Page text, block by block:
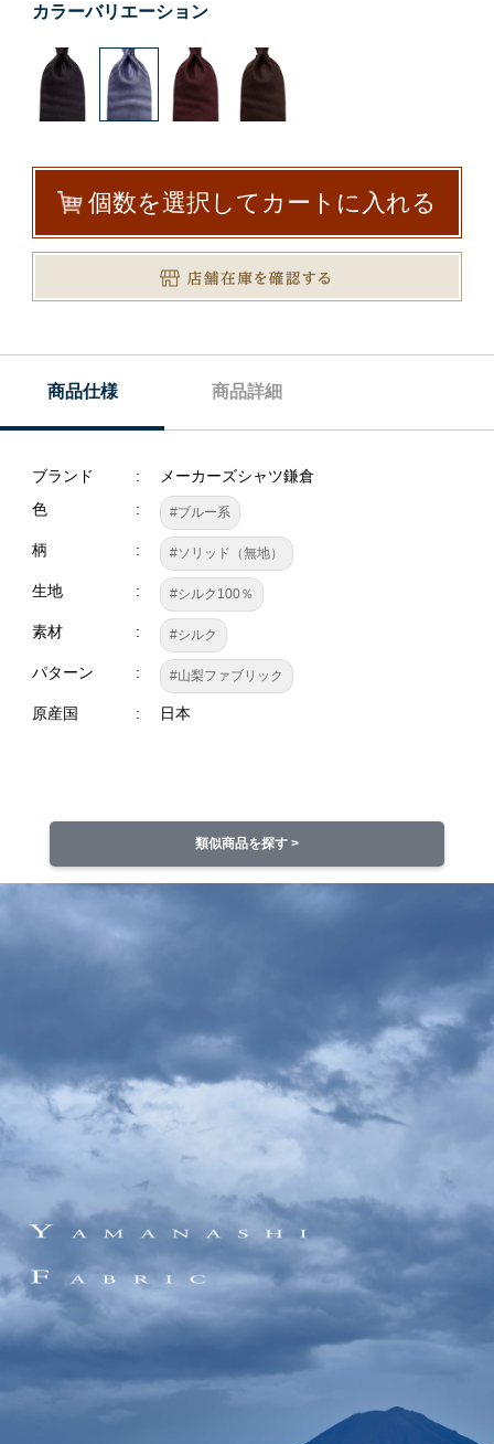
カラーバリエーション
個数を選択してカートに入れる
商品仕様 商品詳細
ブランド
メーカーズシャツ鎌倉
色
#ブルー系
柄 #ソリッド（無地）
生地 #シルク100％
素材 #シルク
パターン #山梨ファブリック
原産国 日本
類似商品を探す >